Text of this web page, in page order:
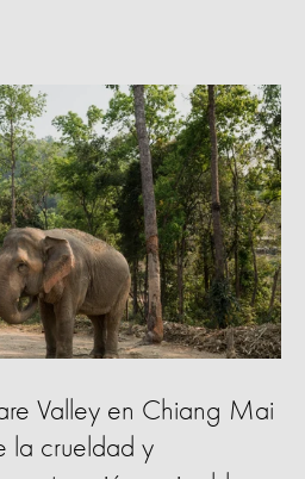
Valley en Chiang Mai
la crueldad y